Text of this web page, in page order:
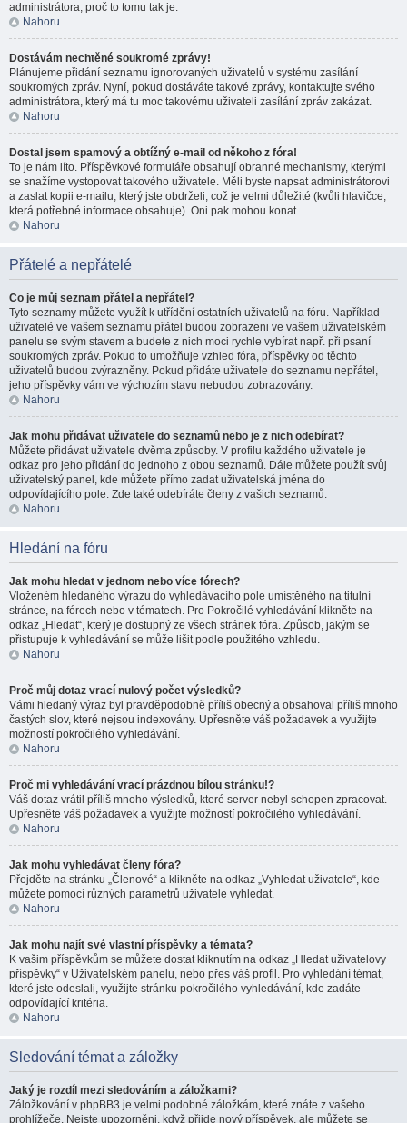
administrátora, proč to tomu tak je.
Nahoru
Dostávám nechtěné soukromé zprávy!
Plánujeme přidání seznamu ignorovaných uživatelů v systému zasílání
soukromých zpráv. Nyní, pokud dostáváte takové zprávy, kontaktujte svého
administrátora, který má tu moc takovému uživateli zasílání zpráv zakázat.
Nahoru
Dostal jsem spamový a obtížný e-mail od někoho z fóra!
To je nám líto. Příspěvkové formuláře obsahují obranné mechanismy, kterými
se snažíme vystopovat takového uživatele. Měli byste napsat administrátorovi
a zaslat kopii e-mailu, který jste obdrželi, což je velmi důležité (kvůli hlavičce,
která potřebné informace obsahuje). Oni pak mohou konat.
Nahoru
Přátelé a nepřátelé
Co je můj seznam přátel a nepřátel?
Tyto seznamy můžete využít k utřídění ostatních uživatelů na fóru. Například
uživatelé ve vašem seznamu přátel budou zobrazeni ve vašem uživatelském
panelu se svým stavem a budete z nich moci rychle vybírat např. při psaní
soukromých zpráv. Pokud to umožňuje vzhled fóra, příspěvky od těchto
uživatelů budou zvýrazněny. Pokud přidáte uživatele do seznamu nepřátel,
jeho příspěvky vám ve výchozím stavu nebudou zobrazovány.
Nahoru
Jak mohu přidávat uživatele do seznamů nebo je z nich odebírat?
Můžete přidávat uživatele dvěma způsoby. V profilu každého uživatele je
odkaz pro jeho přidání do jednoho z obou seznamů. Dále můžete použít svůj
uživatelský panel, kde můžete přímo zadat uživatelská jména do
odpovídajícího pole. Zde také odebíráte členy z vašich seznamů.
Nahoru
Hledání na fóru
Jak mohu hledat v jednom nebo více fórech?
Vloženém hledaného výrazu do vyhledávacího pole umístěného na titulní
stránce, na fórech nebo v tématech. Pro Pokročilé vyhledávání klikněte na
odkaz „Hledat“, který je dostupný ze všech stránek fóra. Způsob, jakým se
přistupuje k vyhledávání se může lišit podle použitého vzhledu.
Nahoru
Proč můj dotaz vrací nulový počet výsledků?
Vámi hledaný výraz byl pravděpodobně příliš obecný a obsahoval příliš mnoho
častých slov, které nejsou indexovány. Upřesněte váš požadavek a využijte
možností pokročilého vyhledávání.
Nahoru
Proč mi vyhledávání vrací prázdnou bílou stránku!?
Váš dotaz vrátil příliš mnoho výsledků, které server nebyl schopen zpracovat.
Upřesněte váš požadavek a využijte možností pokročilého vyhledávání.
Nahoru
Jak mohu vyhledávat členy fóra?
Přejděte na stránku „Členové“ a klikněte na odkaz „Vyhledat uživatele“, kde
můžete pomocí různých parametrů uživatele vyhledat.
Nahoru
Jak mohu najít své vlastní příspěvky a témata?
K vašim příspěvkům se můžete dostat kliknutím na odkaz „Hledat uživatelovy
příspěvky“ v Uživatelském panelu, nebo přes váš profil. Pro vyhledání témat,
které jste odeslali, využijte stránku pokročilého vyhledávání, kde zadáte
odpovídající kritéria.
Nahoru
Sledování témat a záložky
Jaký je rozdíl mezi sledováním a záložkami?
Záložkování v phpBB3 je velmi podobné záložkám, které znáte z vašeho
prohlížeče. Nejste upozorněni, když přijde nový příspěvek, ale můžete se